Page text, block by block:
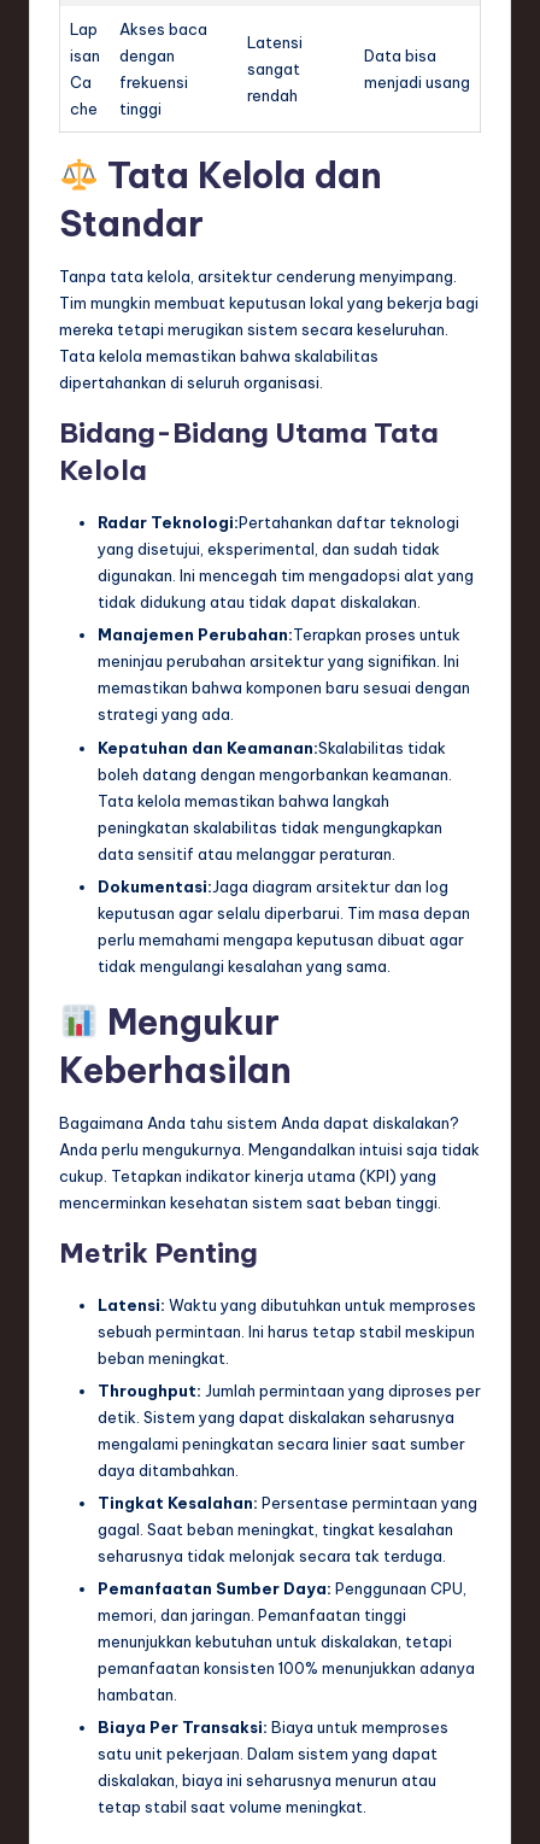
Lap
isan
Ca
che
Akses baca
dengan
frekuensi
tinggi
Latensi
sangat
rendah
Data bisa
menjadi usang
Tata Kelola dan
Standar
Tanpa tata kelola, arsitektur cenderung menyimpang.
Tim mungkin membuat keputusan lokal yang bekerja bagi
mereka tetapi merugikan sistem secara keseluruhan.
Tata kelola memastikan bahwa skalabilitas
dipertahankan di seluruh organisasi.
Bidang-Bidang Utama Tata
Kelola
Radar Teknologi:Pertahankan daftar teknologi
yang disetujui, eksperimental, dan sudah tidak
digunakan. Ini mencegah tim mengadopsi alat yang
tidak didukung atau tidak dapat diskalakan.
Manajemen Perubahan:Terapkan proses untuk
meninjau perubahan arsitektur yang signifikan. Ini
memastikan bahwa komponen baru sesuai dengan
strategi yang ada.
Kepatuhan dan Keamanan:Skalabilitas tidak
boleh datang dengan mengorbankan keamanan.
Tata kelola memastikan bahwa langkah
peningkatan skalabilitas tidak mengungkapkan
data sensitif atau melanggar peraturan.
Dokumentasi:Jaga diagram arsitektur dan log
keputusan agar selalu diperbarui. Tim masa depan
perlu memahami mengapa keputusan dibuat agar
tidak mengulangi kesalahan yang sama.
Mengukur
Keberhasilan
Bagaimana Anda tahu sistem Anda dapat diskalakan?
Anda perlu mengukurnya. Mengandalkan intuisi saja tidak
cukup. Tetapkan indikator kinerja utama (KPI) yang
mencerminkan kesehatan sistem saat beban tinggi.
Metrik Penting
Latensi: Waktu yang dibutuhkan untuk memproses
sebuah permintaan. Ini harus tetap stabil meskipun
beban meningkat.
Throughput: Jumlah permintaan yang diproses per
detik. Sistem yang dapat diskalakan seharusnya
mengalami peningkatan secara linier saat sumber
daya ditambahkan.
Tingkat Kesalahan: Persentase permintaan yang
gagal. Saat beban meningkat, tingkat kesalahan
seharusnya tidak melonjak secara tak terduga.
Pemanfaatan Sumber Daya: Penggunaan CPU,
memori, dan jaringan. Pemanfaatan tinggi
menunjukkan kebutuhan untuk diskalakan, tetapi
pemanfaatan konsisten 100% menunjukkan adanya
hambatan.
Biaya Per Transaksi: Biaya untuk memproses
satu unit pekerjaan. Dalam sistem yang dapat
diskalakan, biaya ini seharusnya menurun atau
tetap stabil saat volume meningkat.